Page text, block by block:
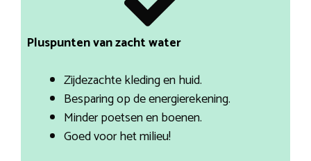
Pluspunten van zacht water
Zijdezachte kleding en huid.
Besparing op de energierekening.
Minder poetsen en boenen.
Goed voor het milieu!